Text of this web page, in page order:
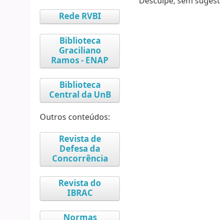
Rede RVBI
Biblioteca
Graciliano
Ramos - ENAP
Biblioteca
Central da UnB
Outros conteúdos:
Revista de
Defesa da
Concorrência
Revista do
IBRAC